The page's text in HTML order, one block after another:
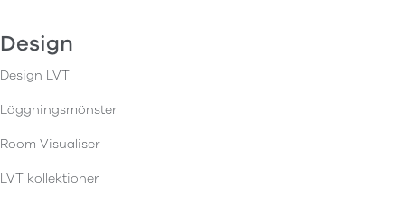
Design
Design LVT
Läggningsmönster
Room Visualiser
LVT kollektioner